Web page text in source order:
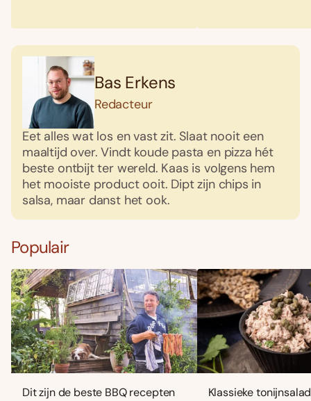
Bas Erkens
Redacteur
Eet alles wat los en vast zit. Slaat nooit een
maaltijd over. Vindt koude pasta en pizza hét
beste ontbijt ter wereld. Kaas is volgens hem
het mooiste product ooit. Dipt zijn chips in
salsa, maar danst het ook.
Populair
Dit zijn de beste BBQ recepten
Klassieke